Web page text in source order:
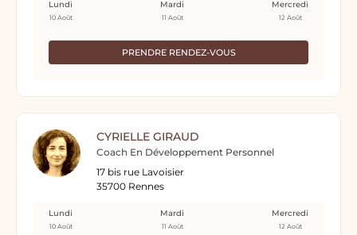
PRENDRE RENDEZ-VOUS
Lundi
10 Août
Mardi
11 Août
Mercredi
12 Août
CYRIELLE GIRAUD
Coach En Développement Personnel
17 bis rue Lavoisier
35700 Rennes
Lundi
10 Août
Mardi
11 Août
Mercredi
12 Août